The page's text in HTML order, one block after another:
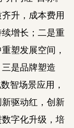
升，成本费用
增长；二是重
塑发展空间，
是品牌塑造
智场景应用，
驱动红，创新
字化升级，培